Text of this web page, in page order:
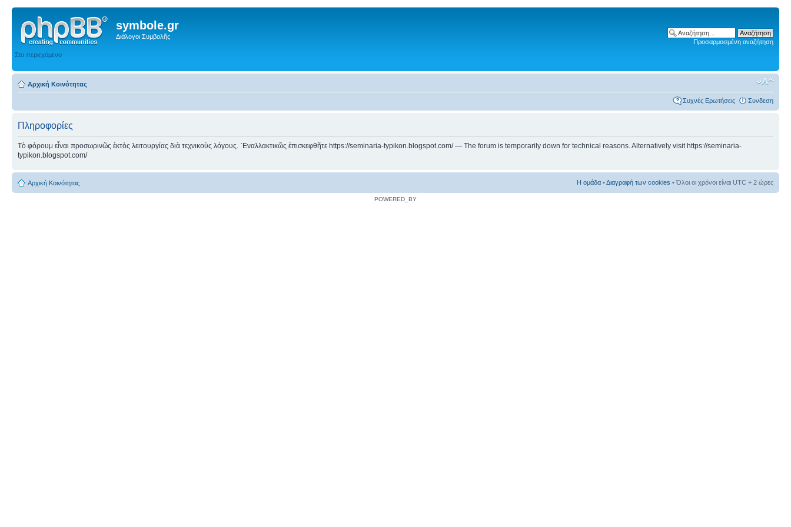
symbole.gr
Διάλογοι Συμβολῆς
Στο περιεχόμενο
Προσαρμοσμένη αναζήτηση
Αρχική Κοινότητας
Συχνές Ερωτήσεις Συνδεση
Πληροφορίες
Τὸ φόρουμ εἶναι προσωρινῶς ἐκτὸς λειτουργίας διὰ τεχνικοὺς λόγους. ᾿Εναλλακτικῶς ἐπισκεφθῆτε https://seminaria-typikon.blogspot.com/ — The forum is temporarily down for technical reasons. Alternatively visit https://seminaria-
typikon.blogspot.com/
Αρχική Κοινότητας Η ομάδα •Διαγραφή των cookies • Όλοι οι χρόνοι είναι UTC + 2 ώρες
POWERED_BY